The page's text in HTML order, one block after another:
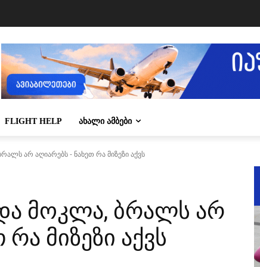
FLIGHT HELP ᲐᲮᲐᲚᲘ ᲐᲛᲑᲔᲑᲘ
არ აღიარებს - ნახეთ რა მიზეზი აქვს
მოკლა, ბრალს არ
მიზეზი აქვს